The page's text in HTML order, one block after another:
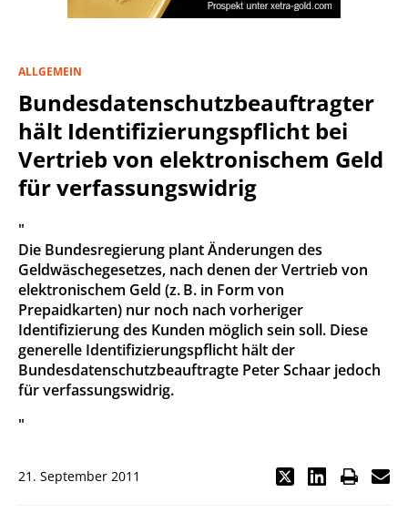
ALLGEMEIN
Bundesdatenschutzbeauftragter
hält Identifizierungspflicht bei
Vertrieb von elektronischem Geld
für verfassungswidrig
"
Die Bundesregierung plant Änderungen des
Geldwäschegesetzes, nach denen der Vertrieb von
elektronischem Geld (z. B. in Form von
Prepaidkarten) nur noch nach vorheriger
Identifizierung des Kunden möglich sein soll. Diese
generelle Identifizierungspflicht hält der
Bundesdatenschutzbeauftragte Peter Schaar jedoch
für verfassungswidrig.
"
21. September 2011